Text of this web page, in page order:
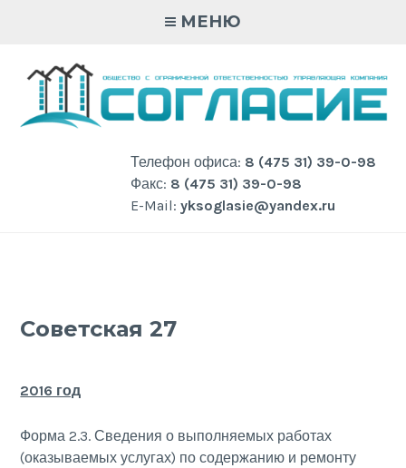
МЕНЮ
Телефон офиса: 8 (475 31) 39-0-98
Факс: 8 (475 31) 39-0-98
E-Mail: yksoglasie@yandex.ru
Советская 27
2016 год
Форма 2.3. Сведения о выполняемых работах
(оказываемых услугах) по содержанию и ремонту